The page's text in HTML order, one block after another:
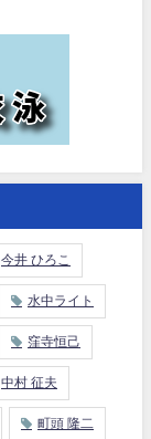
今井 ひろこ
水中ライト
窪寺恒己
中村 征夫
町頭 隆二